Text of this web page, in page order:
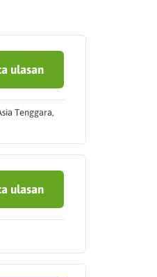
ulasan
Tenggara,
ulasan